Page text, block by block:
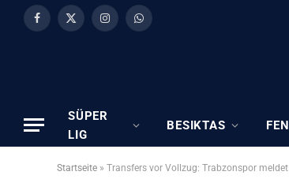
Facebook
X
InstagramWhatsApp
SÜPER
LIG
BESIKTAS
Startseite » Transfers vor Vollzug: Trabzonspor